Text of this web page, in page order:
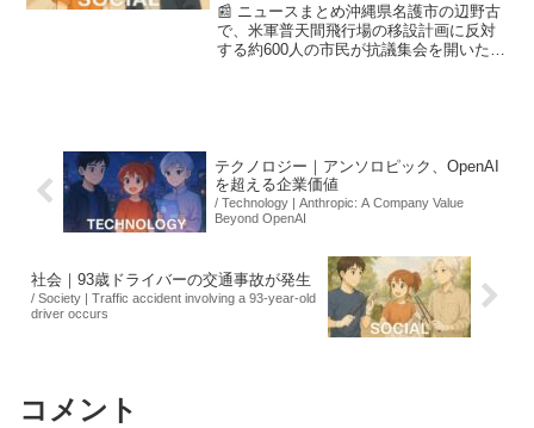
📰 ニュースまとめ沖縄県名護市の辺野古
で、米軍普天間飛行場の移設計画に反対
する約600人の市民が抗議集会を開いた。
テクノロジー｜アンソロピック、OpenAI
を超える企業価値
/ Technology | Anthropic: A Company Value
Beyond OpenAI
社会｜93歳ドライバーの交通事故が発生
/ Society | Traffic accident involving a 93-year-old
driver occurs
コメント